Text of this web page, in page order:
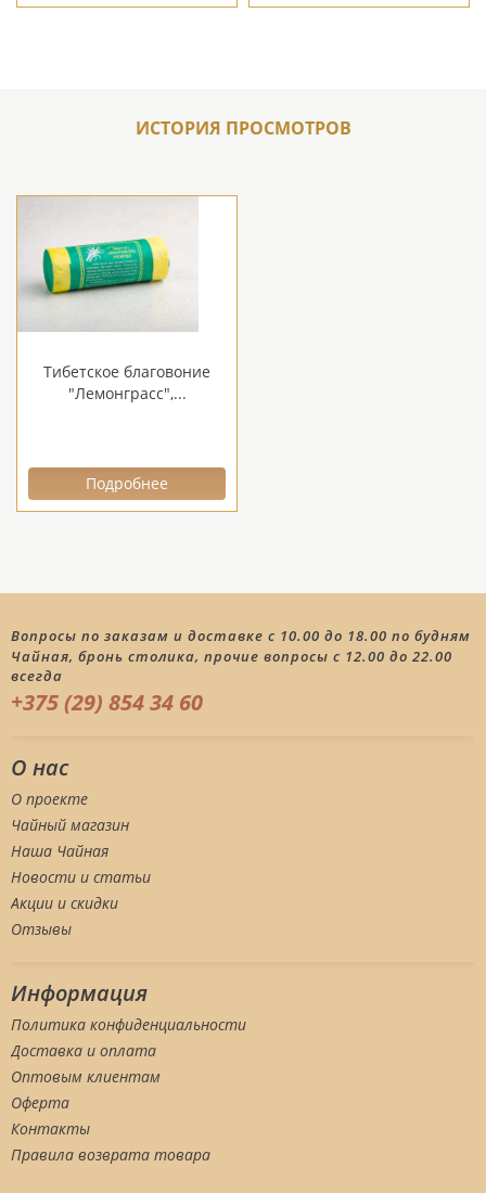
ИСТОРИЯ ПРОСМОТРОВ
Тибетское благовоние
"Лемонграсс",...
Подробнее
Вопросы по заказам и доставке с 10.00 до 18.00 по будням
Чайная, бронь столика, прочие вопросы с 12.00 до 22.00
всегда
+375 (29) 854 34 60
О нас
О проекте
Чайный магазин
Наша Чайная
Новости и статьи
Акции и скидки
Отзывы
Информация
Политика конфиденциальности
Доставка и оплата
Оптовым клиентам
Оферта
Контакты
Правила возврата товара